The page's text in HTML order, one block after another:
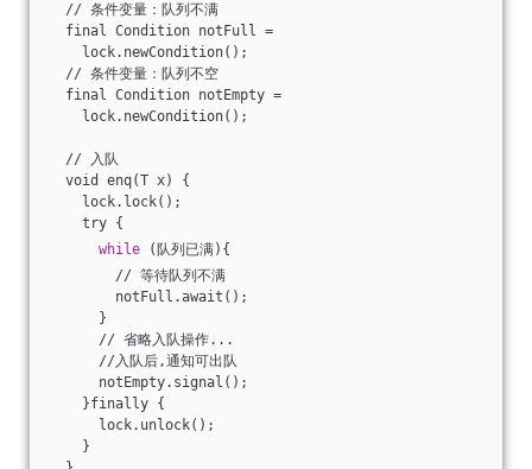
// 条件变量：队列不满
final Condition notFull =
lock.newCondition();
// 条件变量：队列不空
final Condition notEmpty =
lock.newCondition();
// 入队
void enq(T x) {
lock.lock();
try {
while (队列已满){
// 等待队列不满
notFull.await();
}
// 省略入队操作...
//入队后,通知可出队
notEmpty.signal();
}finally {
lock.unlock();
}